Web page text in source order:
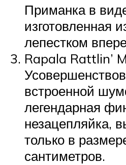
Приманка в
изготовленная
лепестком
Rapala Rattlin’
встроенной
легендарная
незацепляйка,
только в
сантиметров.